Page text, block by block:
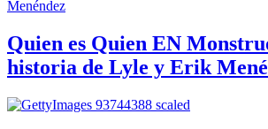
Quien es Quien EN
historia de Lyle y Erik